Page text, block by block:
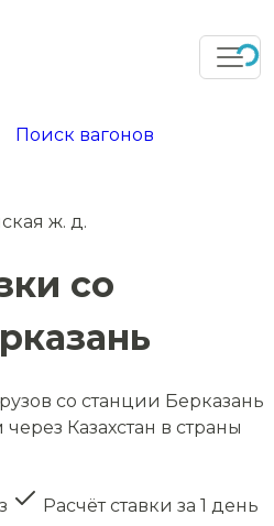
Поиск вагонов
ж. д.
со
со станции Берказань
Казахстан в страны
Расчёт ставки за 1 день